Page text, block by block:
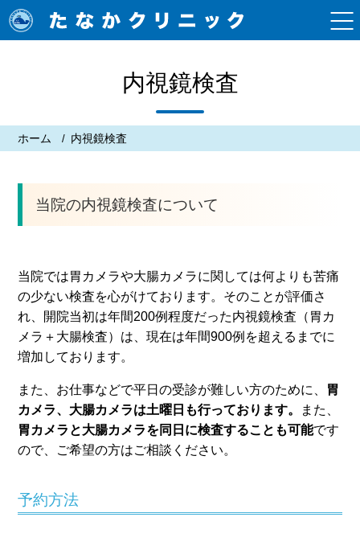
内視鏡検査
ホーム 内視鏡検査
当院の内視鏡検査について
当院では胃カメラや大腸カメラに関しては何よりも苦痛
の少ない検査を心がけております。そのことが評価さ
れ、開院当初は年間200例程度だった内視鏡検査（胃カ
メラ＋大腸検査）は、現在は年間900例を超えるまでに
増加しております。
また、お仕事などで平日の受診が難しい方のために、 胃
カメラ、大腸カメラは土曜日も行っております。
また、
胃カメラと大腸カメラを同日に検査することも可能です
ので、ご希望の方はご相談ください。
予約方法